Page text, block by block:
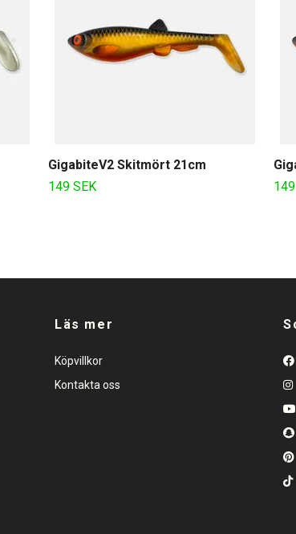
GigabiteV2 Skitmört 21cm
149 SEK
Läs mer
Köpvillkor
Kontakta oss